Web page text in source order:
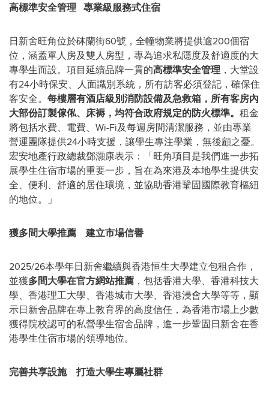
高標準安全管理 專業級服務式住宿
日新舍旺角位於砵蘭街60號，全幢物業將提供逾200個宿
位，涵蓋單人房及雙人房型，專為追求私隱度及舒適度的大
專學生而設。項目延續品牌一貫的高標準安全管理，大堂設
有24小時保安、人面識別系統，所有訪客必須登記，確保住
客安全。 每樓層有酒店級別消防設備及急救箱，所有客房內
大部份訂製傢俬、床褥，均符合政府規定的防火標準。 租金
將包括水費、電費、Wi-Fi及每週房間清潔服務，並由專業
營運團隊提供24小時支援，讓學生專注學業，無後顧之憂。
宏安地產行政總裁鄧灝康表示：「旺角項目是我們進一步拓
展學生住宿市場的重要一步，旨在為來港及本地學生提供安
全、便利、舒適的居住環境，並協助香港鞏固國際教育樞紐
的地位。」
獲多間大學推薦 建立市場信譽
2025/26本學年日新舍繼續與香港恒生大學建立包租合作，
並獲多間大學在官方網站推薦 ，包括香港大學、香港科技大
學、香港理工大學、香港城市大學、香港浸會大學等等，顯
示日新舍品牌在專上教育界的高度信任，為香港市場上少數
獲得院校認可的私營學生宿舍品牌，進一步鞏固日新舍在香
港學生住宿市場的領導地位。
完善共享設施 打造大學生專屬社群